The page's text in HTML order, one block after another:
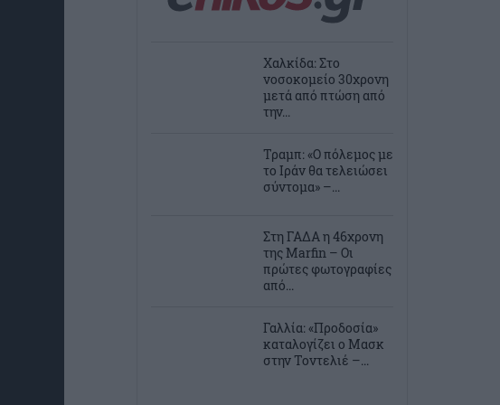
Χαλκίδα: Στο
νοσοκομείο 30χρονη
μετά από πτώση από
την...
Τραμπ: «Ο πόλεμος με
το Ιράν θα τελειώσει
σύντομα» –...
Στη ΓΑΔΑ η 46χρονη
της Marfin – Οι
πρώτες φωτογραφίες
από...
Γαλλία: «Προδοσία»
καταλογίζει ο Μασκ
στην Τοντελιέ –...